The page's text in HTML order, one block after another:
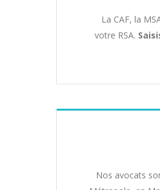
La CAF, la
votre RSA.
Nos avocats